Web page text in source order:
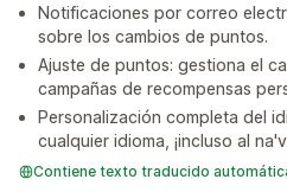
Notificaciones por correo
sobre los cambios de puntos.
Ajuste de puntos: gestiona el
campañas de recompensas
Personalización completa del
cualquier idioma, ¡incluso al
Contiene texto traducido